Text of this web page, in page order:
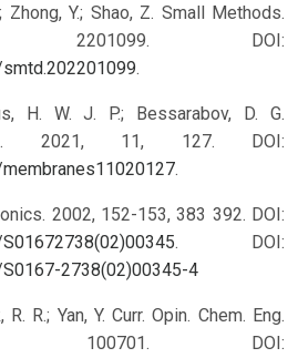
Zhong, Y.; Shao, Z. Small Methods.
DOI:
.
H. W. J. P.; Bessarabov, D. G.
2021, 11, 127. DOI:
.
2002, 152-153, 383 392. DOI:
. DOI:
2738(02)00345-4
R.; Yan, Y. Curr. Opin. Chem. Eng.
100701. DOI: